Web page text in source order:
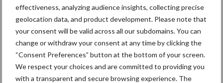
effectiveness, analyzing audience insights, collecting precise
geolocation data, and product development. Please note that
your consent will be valid across all our subdomains. You can
change or withdraw your consent at any time by clicking the
“Consent Preferences” button at the bottom of your screen.
We respect your choices and are committed to providing you
with a transparent and secure browsing experience. The
Primaire
Sidebar
Recent nieuws Partner nieuws
30 dec
Hervorming flexibele
arbeidscontracten kent mitsen en
maren